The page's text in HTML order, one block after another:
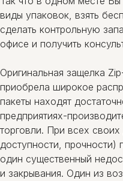
виды упаковок, взять
сделать контрольную
офисе и получить
Оригинальная защелка
приобрела широкое
пакеты находят
предприятиях-
торговли. При всех
доступности, прочности)
один существенный
и закрывания. Один из